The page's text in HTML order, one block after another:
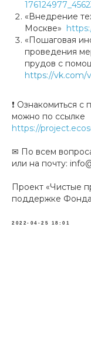
«Внедрение
Москве»
«Пошаговая
проведения
прудов с
https://vk.com/
❗ Ознакомиться
можно по ссылке
https://
✉ По всем
или на почту:
Проект «Чистые
поддержке Фонда
2022-04-25 18:01